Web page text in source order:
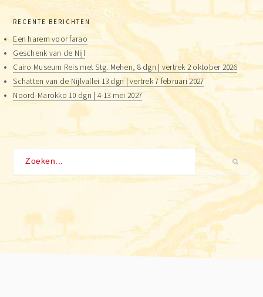
RECENTE BERICHTEN
Een harem voor farao
Geschenk van de Nijl
Cairo Museum Reis met Stg. Mehen, 8 dgn | vertrek 2 oktober 2026
Schatten van de Nijlvallei 13 dgn | vertrek 7 februari 2027
Noord-Marokko 10 dgn | 4-13 mei 2027